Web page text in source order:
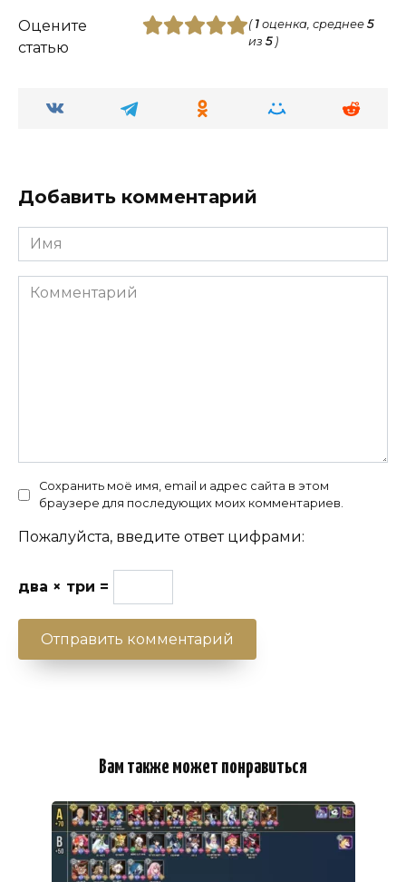
Оцените
статью
( 1оценка, среднее 5
из 5)
Добавить комментарий
Имя
Комментарий
Сохранить моё имя, email и адрес сайта в этом
браузере для последующих моих комментариев.
Пожалуйста, введите ответ цифрами:
два × три =
Вам также может понравиться